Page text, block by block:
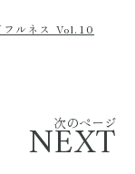
フルネス Vol.10
次のページ
NEXT